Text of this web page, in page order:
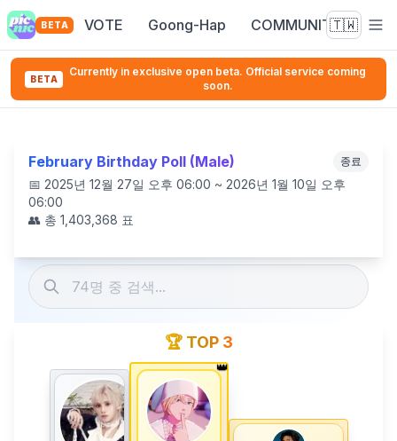
BETA VOTE Goong-Hap COMMUNITY🇹🇼
BETA
Currently in exclusive open beta. Official service coming
soon.
February Birthday Poll (Male) 종료
📅 2025년 12월 27일 오후 06:00 ~ 2026년 1월 10일 오후
06:00
👥 총 1,403,368 표
🏆 TOP 3
👑